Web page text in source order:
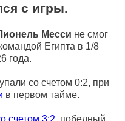
с игры.
Месси не смог
Египта в 1/8
года.
со счетом 0:2, при
в первом тайме.